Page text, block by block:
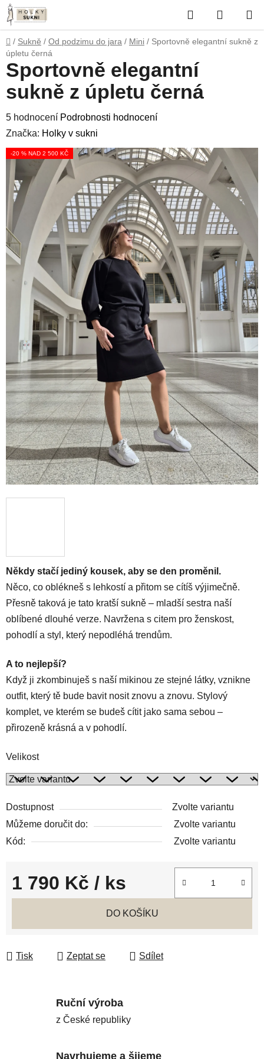
Přejít
na
obsah
Hledat
KOŠÍK
Domů
/ Sukně / Od podzimu do jara / Mini / Sportovně elegantní sukně z
úpletu černá
Někdy stačí jediný kousek, aby se den proměnil.
Něco, co oblékneš s lehkostí a přitom se cítíš výjimečně.
Přesně taková je tato kratší sukně – mladší sestra naší
oblíbené dlouhé verze. Navržena s citem pro ženskost,
pohodlí a styl, který nepodléhá trendům.
A to nejlepší?
Když ji zkombinuješ s naší mikinou ze stejné látky, vznikne
outfit, který tě bude bavit nosit znovu a znovu. Stylový
komplet, ve kterém se budeš cítit jako sama sebou –
přirozeně krásná a v pohodlí.
Velikost
Dostupnost
Zvolte variantu
Můžeme doručit do:
Zvolte variantu
Kód:
Zvolte variantu
1 790 Kč / ks
Měrná cena:
DO KOŠÍKU
Tisk Zeptat se Sdílet
Sportovně elegantní
sukně z úpletu černá
Průměrné
hodnocení
produktu
4,6
z
hvězdiček.
5 hodnocení Podrobnosti hodnocení
Značka: Holky v sukni
-20 % NAD 2 500 KČ
Ruční výroba
z České republiky
Navrhujeme a šijeme